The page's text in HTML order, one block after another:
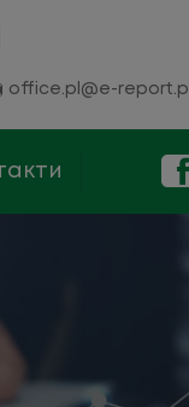
office.pl@e-report.pl